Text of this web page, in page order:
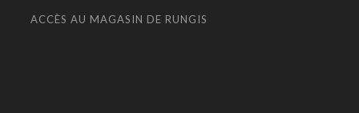
ACCÈS AU MAGASIN DE RUNGIS